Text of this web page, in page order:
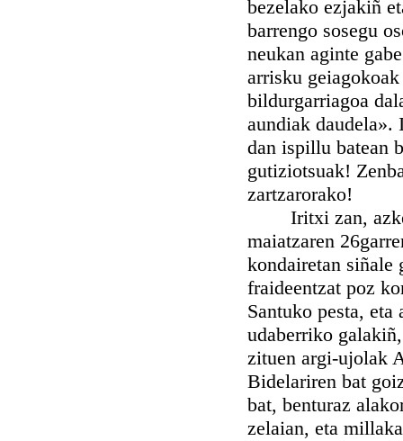
bezelako ezjakiñ
barrengo sosegu
neukan aginte
arrisku
bildurgarriagoa
aundiak daudela».
dan ispillu batean
gutiziotsuak!
zartzarorako!
Iritxi zan,
maiatzaren
kondairetan siñale
fraideentzat poz
Santuko pesta,
udaberriko
zituen argi-ujolak
Bidelariren bat
bat, benturaz
zelaian, eta